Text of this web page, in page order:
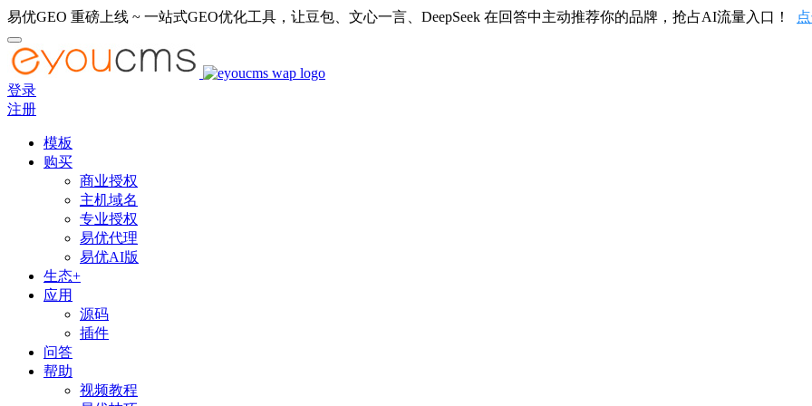
易优GEO 重磅上线 ~ 一站式GEO优化工具，让豆包、文心一言、DeepSeek 在回答中主动推荐你的品牌，抢占AI流量入口！
登录
注册
模板
购买
商业授权
主机域名
专业授权
易优代理
易优AI版
生态+
应用
源码
插件
问答
帮助
视频教程